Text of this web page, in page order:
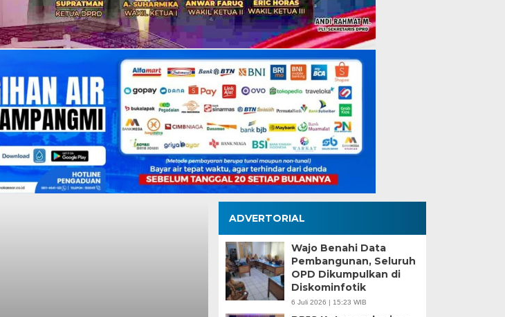
ADVERTORIAL
Wajo Benahi Data
Pembangunan, Seluruh
OPD Dikumpulkan di
Diskominfotik
6 Juli 2026 | 15:23 WIB